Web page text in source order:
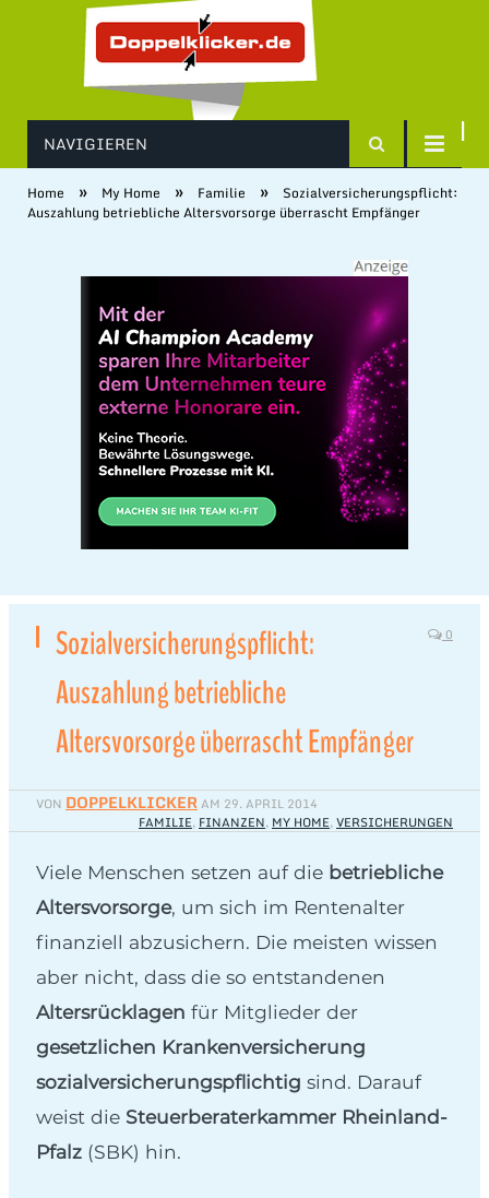
NAVIGIEREN
Home » My Home » Familie »
Sozialversicherungspflicht:
Auszahlung betriebliche Altersvorsorge überrascht Empfänger
Sozialversicherungspflicht:
Auszahlung betriebliche
Altersvorsorge überrascht Empfänger
0
VON DOPPELKLICKERAM 29. APRIL 2014
FAMILIE, FINANZEN, MY HOME,VERSICHERUNGEN
Viele Menschen setzen auf die betriebliche
Altersvorsorge, um sich im Rentenalter
finanziell abzusichern. Die meisten wissen
aber nicht, dass die so entstandenen
Altersrücklagen für Mitglieder der
gesetzlichen Krankenversicherung
sozialversicherungspflichtig sind. Darauf
weist die Steuerberaterkammer Rheinland-
Pfalz (SBK) hin.